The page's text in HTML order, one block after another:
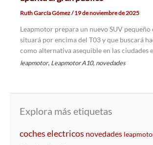
Ruth García Gómez/19 de noviembre de 2025
Leapmotor prepara un nuevo SUV pequeño
situará por encima del T03 y que buscará
como alternativa asequible en las ciudades
leapmotor, Leapmotor A10, novedades
Explora más etiquetas
coches electricos novedades